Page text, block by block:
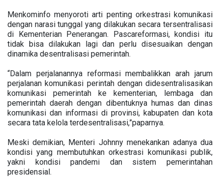
Menkominfo menyoroti arti penting orkestrasi komunikasi
dengan narasi tunggal yang dilakukan secara tersentralisasi
di Kementerian Penerangan. Pascareformasi, kondisi itu
tidak bisa dilakukan lagi dan perlu disesuaikan dengan
dinamika desentralisasi pemerintah.
“Dalam perjalanannya reformasi membalikkan arah jarum
perjalanan komunikasi perintah dengan didesentralisasikan
komunikasi pemerintah ke kementerian, lembaga dan
pemerintah daerah dengan dibentuknya humas dan dinas
komunikasi dan informasi di provinsi, kabupaten dan kota
secara tata kelola terdesentralisasi,”paparnya.
Meski demikian, Menteri Johnny menekankan adanya dua
kondisi yang membutuhkan orkestrasi komunikasi publik,
yakni kondisi pandemi dan sistem pemerintahan
presidensial.